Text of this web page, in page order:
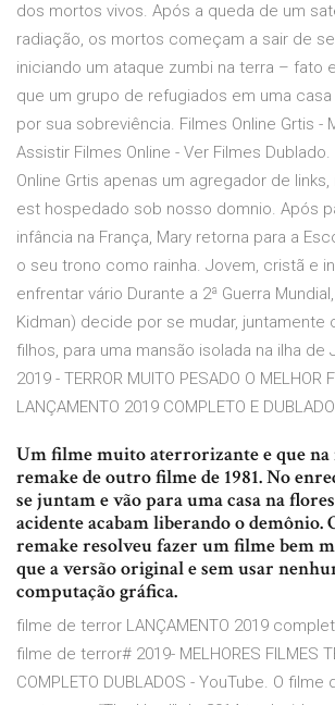
dos mortos vivos. Após a queda de um
radiação, os mortos começam a sair de
iniciando um ataque zumbi na terra – fato
que um grupo de refugiados em uma
por sua sobreviência. Filmes Online Grtis -
Assistir Filmes Online - Ver Filmes
Online Grtis apenas um agregador de links,
est hospedado sob nosso domnio. Após
infância na França, Mary retorna para a
o seu trono como rainha. Jovem, cristã e
enfrentar vário Durante a 2ª Guerra
Kidman) decide por se mudar, juntamente
filhos, para uma mansão isolada na ilha de
2019 - TERROR MUITO PESADO O MELHOR
LANÇAMENTO 2019 COMPLETO E
Um filme muito aterrorizante e que na
remake de outro filme de 1981. No
se juntam e vão para uma casa na
acidente acabam liberando o demônio.
remake resolveu fazer um filme bem
que a versão original e sem usar
computação gráfica.
filme de terror LANÇAMENTO 2019
filme de terror# 2019- MELHORES FILMES
COMPLETO DUBLADOS - YouTube. O filme